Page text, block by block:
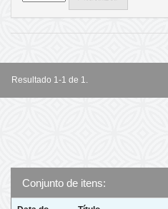
Resultado 1-1 de 1.
Conjunto de itens: